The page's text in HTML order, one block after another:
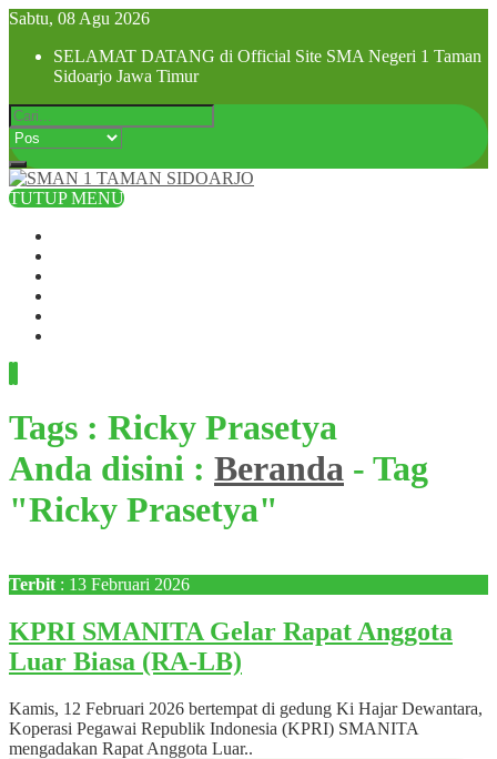
Sabtu, 08 Agu 2026
SELAMAT DATANG di Official Site SMA Negeri 1 Taman
Sidoarjo Jawa Timur
TUTUP MENU
Tags : Ricky Prasetya
Anda disini : Beranda - Tag
"Ricky Prasetya"
Terbit : 13 Februari 2026
KPRI SMANITA Gelar Rapat Anggota
Luar Biasa (RA-LB)
Kamis, 12 Februari 2026 bertempat di gedung Ki Hajar Dewantara,
Koperasi Pegawai Republik Indonesia (KPRI) SMANITA
mengadakan Rapat Anggota Luar..